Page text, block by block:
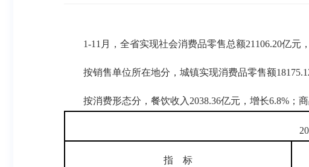
1-11月，全省实现社会消费品零售总额21106.20亿元
按销售单位所在地分，城镇实现消费品零售额
按消费形态分，餐饮收入2038.36亿元，增长6.8%；商
指 标